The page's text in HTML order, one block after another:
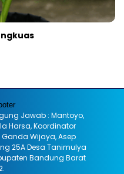
Jawab : Mantoyo,
Harsa, Koordinator
Ganda Wijaya, Asep
25A Desa Tanimulya
Bandung Barat